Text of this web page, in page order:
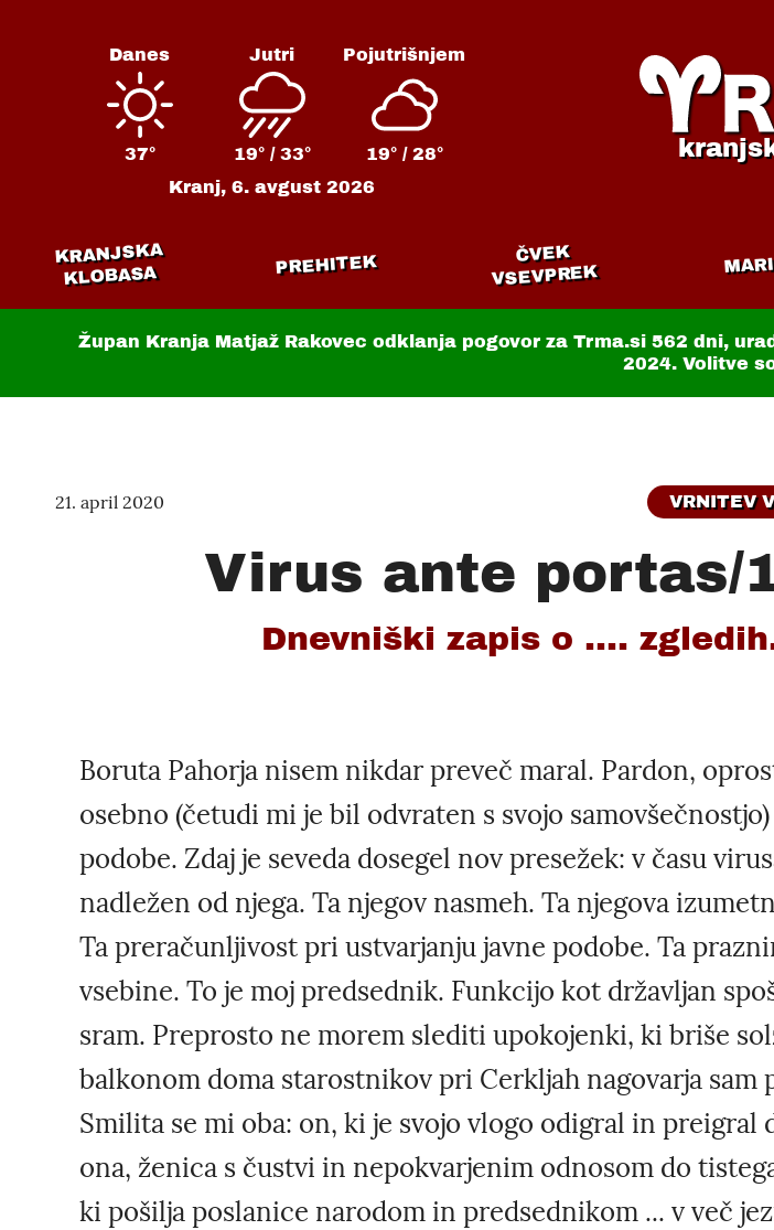
Danes
37°
Jutri
19° / 33°
Pojutrišnjem
19° / 28°
Kranj,6. avgust 2026
KRANJSKA
KLOBASA PREHITEK ČVEK
VSEVPREK
Župan Kranja Matjaž Rakovec odklanja pogovor za Trma.si 562 dni,
2024. Volitve
21. april 2020 VRNITEV
Virus ante portas/
Dnevniški zapis o ....
Boruta Pahorja nisem nikdar preveč maral. Pardon,
osebno (četudi mi je bil odvraten s svojo
podobe. Zdaj je seveda dosegel nov presežek: v času
nadležen od njega. Ta njegov nasmeh. Ta njegova
Ta preračunljivost pri ustvarjanju javne podobe. Ta
vsebine. To je moj predsednik. Funkcijo kot državljan
sram. Preprosto ne morem slediti upokojenki, ki briše
balkonom doma starostnikov pri Cerkljah nagovarja sam
Smilita se mi oba: on, ki je svojo vlogo odigral in preigral
ona, ženica s čustvi in nepokvarjenim odnosom do
ki pošilja poslanice narodom in predsednikom ... v več